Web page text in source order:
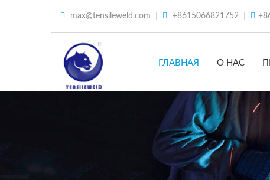
max@tensileweld.com +8615066821752
ГЛАВНАЯ О НАС